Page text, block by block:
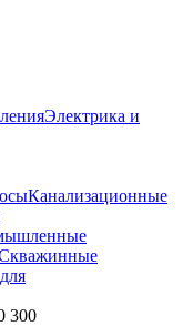
Электрика и
Канализационные
300